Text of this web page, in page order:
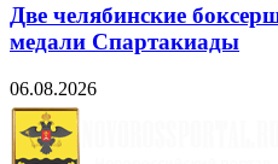
Две челябинские
медали Спартакиады
06.08.2026